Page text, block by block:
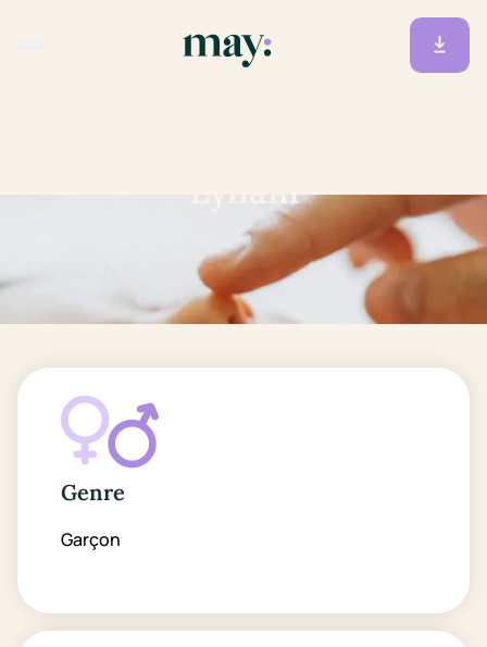
Lyham
Genre
Garçon